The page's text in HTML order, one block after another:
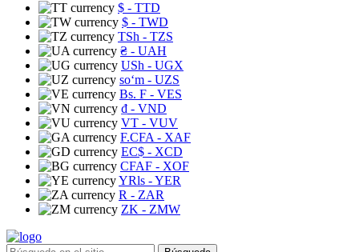
$ - TTD
$ - TWD
TSh - TZS
₴ - UAH
USh - UGX
soʻm - UZS
Bs. F - VES
₫ - VND
VT - VUV
F.CFA - XAF
EC$ - XCD
CFAF - XOF
YRls - YER
R - ZAR
ZK - ZMW